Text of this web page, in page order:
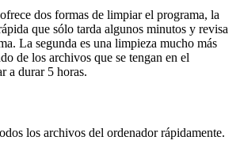
dos formas de limpiar el programa, la
que sólo tarda algunos minutos y revisa
La segunda es una limpieza mucho más
de los archivos que se tengan en el
a durar 5 horas.
los archivos del ordenador rápidamente.